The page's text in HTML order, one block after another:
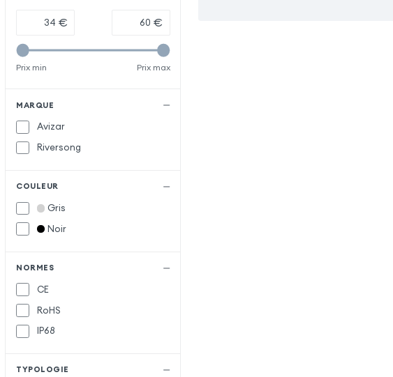
€ €
Prix min Prix max
MARQUE
Avizar
Riversong
COULEUR
Gris
Noir
NORMES
CE
RoHS
IP68
TYPOLOGIE